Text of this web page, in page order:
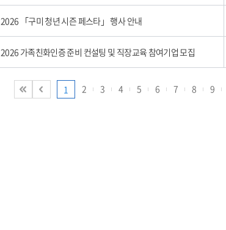
2026 「구미 청년 시즌 페스타」 행사 안내
2026 가족친화인증 준비 컨설팅 및 직장교육 참여기업 모집
1 2 3 4 5 6 7 8 9